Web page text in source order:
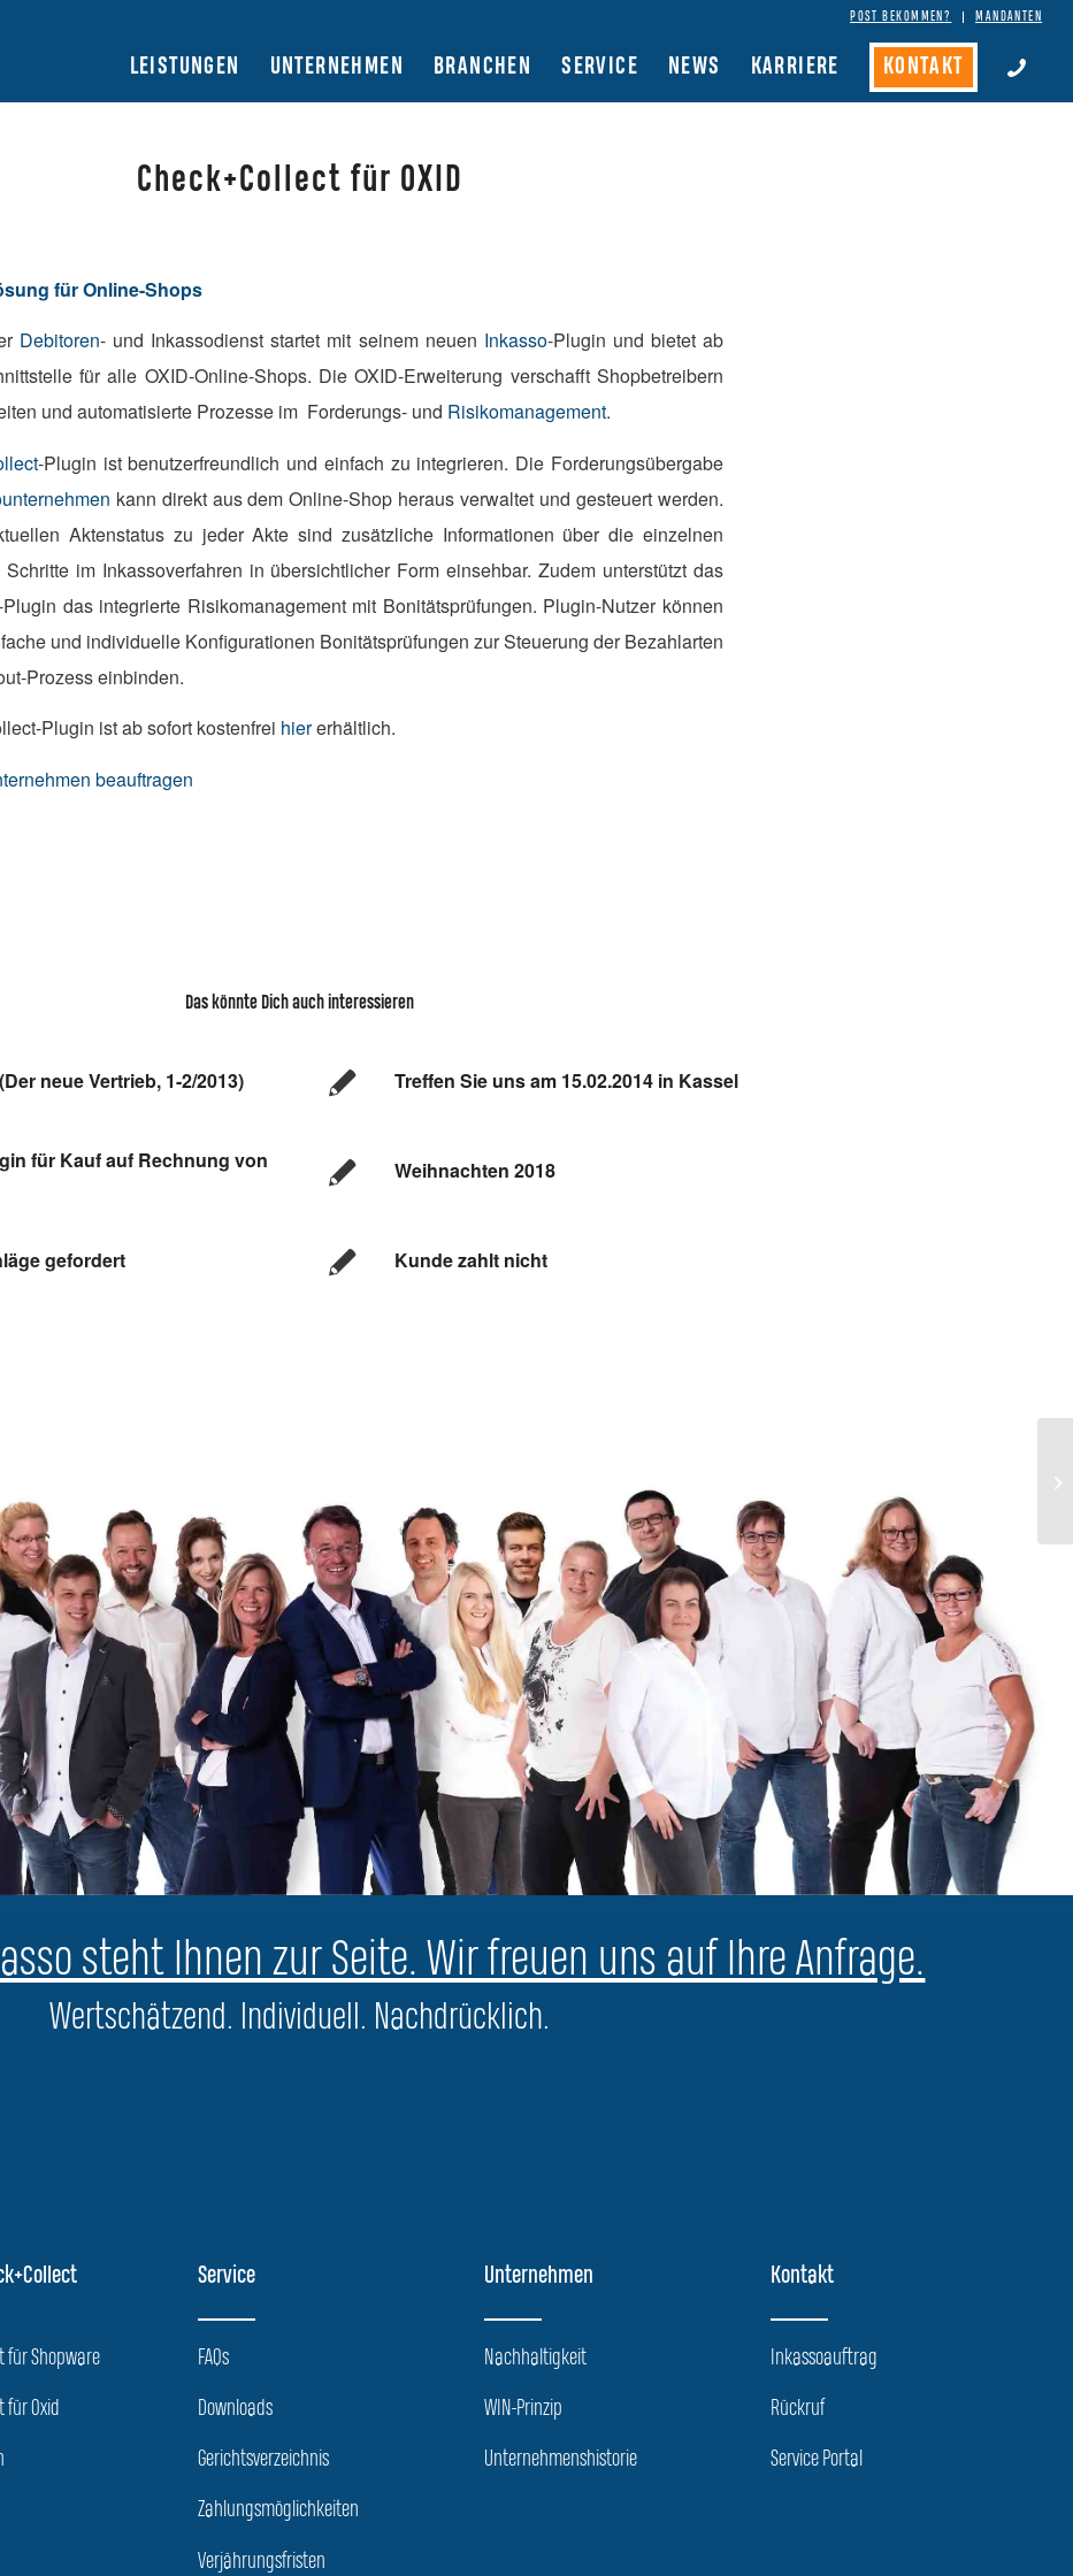
POST BEKOMMEN? MANDANTEN
LEISTUNGEN UNTERNEHMEN BRANCHEN SERVICE NEWS KARRIERE KONTAKT
Check+Collect für OXID
für Online-Shops
Debitoren- und Inkassodienst startet mit seinem neuen Inkasso-Plugin und bietet ab
für alle OXID-Online-Shops. Die OXID-Erweiterung verschafft Shopbetreibern
und automatisierte Prozesse im Forderungs- und Risikomanagement.
-Plugin ist benutzerfreundlich und einfach zu integrieren. Die Forderungsübergabe
kann direkt aus dem Online-Shop heraus verwaltet und gesteuert werden.
Aktenstatus zu jeder Akte sind zusätzliche Informationen über die einzelnen
Schritte im Inkassoverfahren in übersichtlicher Form einsehbar. Zudem unterstützt das
das integrierte Risikomanagement mit Bonitätsprüfungen. Plugin-Nutzer können
und individuelle Konfigurationen Bonitätsprüfungen zur Steuerung der Bezahlarten
Prozess einbinden.
Plugin ist ab sofort kostenfrei hiererhältlich.
beauftragen
Das könnte Dich auch interessieren
neue Vertrieb, 1-2/2013) Treffen Sie uns am 15.02.2014 in Kassel
für Kauf auf Rechnung von
Weihnachten 2018
gefordert Kunde zahlt nicht
steht Ihnen zur Seite. Wir freuen uns auf Ihre Anfrage.
Wertschätzend. Individuell. Nachdrücklich.
für Shopware
für Oxid
Service
FAQs
Downloads
Gerichtsverzeichnis
Zahlungsmöglichkeiten
Verjährungsfristen
Unternehmen
Nachhaltigkeit
WIN-Prinzip
Unternehmenshistorie
Kontakt
Inkassoauftrag
Rückruf
Service Portal